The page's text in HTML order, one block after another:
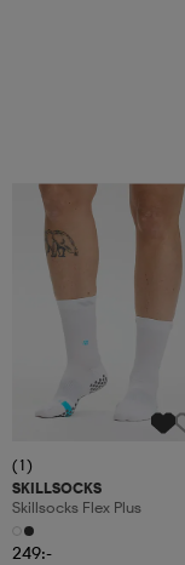
(1)
SKILLSOCKS
Skillsocks Flex Plus
249:-